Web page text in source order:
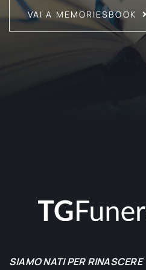
VAI A MEMORIESBOOK
SIAMO NATI PER RINASCERE